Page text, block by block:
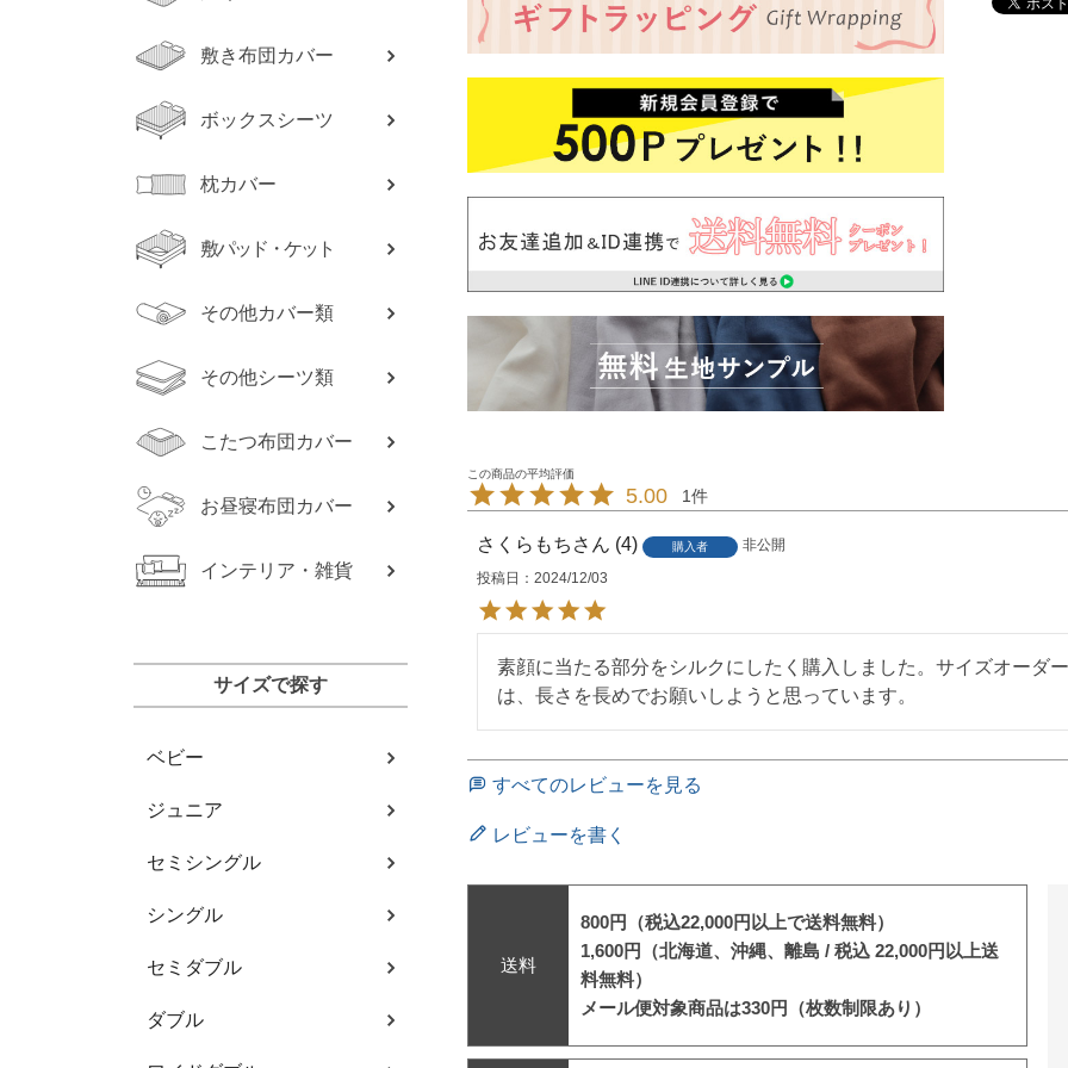
敷き布団カバー
ボックスシーツ
枕カバー
敷パッド・ケット
その他カバー類
その他シーツ類
こたつ布団カバー
お昼寝布団カバー
インテリア・雑貨
サイズで探す
ベビー
ジュニア
セミシングル
シングル
セミダブル
ダブル
5.00 1
さくらもち 4 購入者
非公開
投稿日
2024/12/03
素顔に当たる部分をシルクにしたく購入しました。サイズオーダ
は、長さを長めでお願いしようと思っています。
すべてのレビューを見る
レビューを書く
送料
800円（税込22,000円以上で送料無料）
1,600円（北海道、沖縄、離島 / 税込 22,000円以上送
料無料）
メール便対象商品は330円（枚数制限あり）